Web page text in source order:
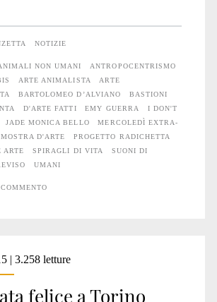
NOTIZIE
NON UMANI
ANTROPOCENTRISMO
ARTE ANIMALISTA
ARTE
BARTOLOMEO D’ALVIANO
BASTIONI
D'ARTE FATTI EMY GUERRA
I DON'T
JADE MONICA BELLO
MERCOLEDÌ EXTRA-
MOSTRA D'ARTE
PROGETTO RADICHETTA
ARTE
SPIRAGLI DI VITA
SUONI DI
UMANI
| 3.258 letture
felice a Torino